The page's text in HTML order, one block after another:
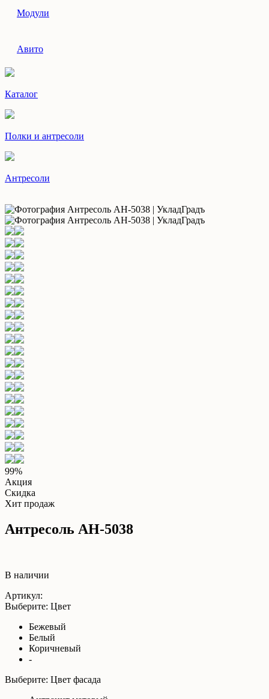
Модули
Авито
Каталог
Полки и антресоли
Антресоли
99%
Акция
Скидка
Хит продаж
Антресоль АН-5038
В наличии
Артикул:
Выберите: Цвет
Бежевый
Белый
Коричневый
-
Выберите: Цвет фасада